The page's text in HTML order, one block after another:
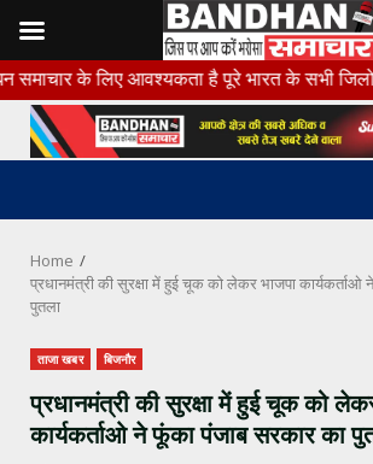
Skip
to
content
आवश्यकता है पूरे भारत के सभी जिलो से अनुभवी
Home
प्रधानमंत्री की सुरक्षा में हुई चूक को लेकर भाजपा
पुतला
ताजा खबर बिजनौर
प्रधानमंत्री की सुरक्षा में हुई चूक को
कार्यकर्ताओ ने फूंका पंजाब सरकार का